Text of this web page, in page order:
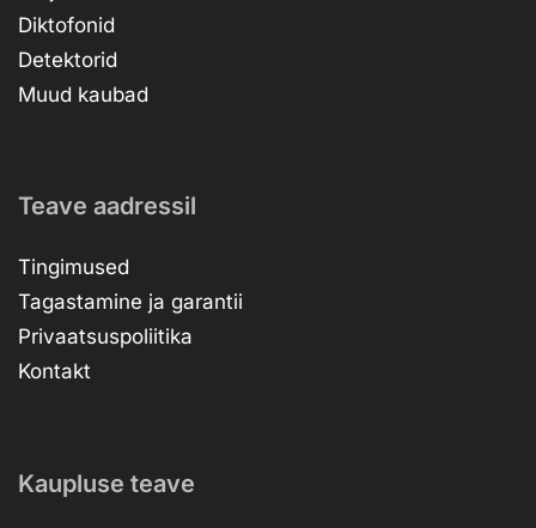
Diktofonid
Detektorid
Muud kaubad
Teave aadressil
Tingimused
Tagastamine ja garantii
Privaatsuspoliitika
Kontakt
Kaupluse teave